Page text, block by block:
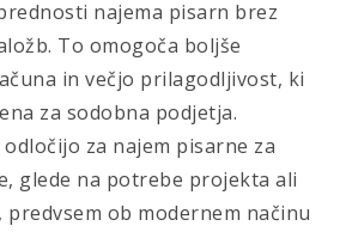
najema pisarn brez
To omogoča boljše
in večjo prilagodljivost, ki
za sodobna podjetja.
za najem pisarne za
glede na potrebe projekta ali
ob modernem načinu